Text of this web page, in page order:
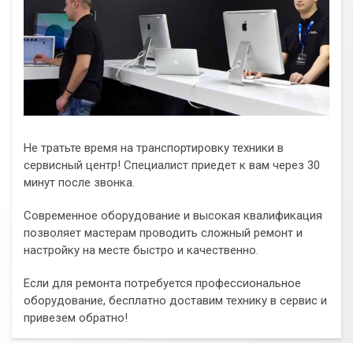
Не тратьте время на транспортировку техники в
сервисный центр! Специалист приедет к вам через 30
минут после звонка.
Современное оборудование и высокая квалификация
позволяет мастерам проводить сложный ремонт и
настройку на месте быстро и качественно.
Если для ремонта потребуется профессиональное
оборудование, бесплатно доставим технику в сервис и
привезем обратно!